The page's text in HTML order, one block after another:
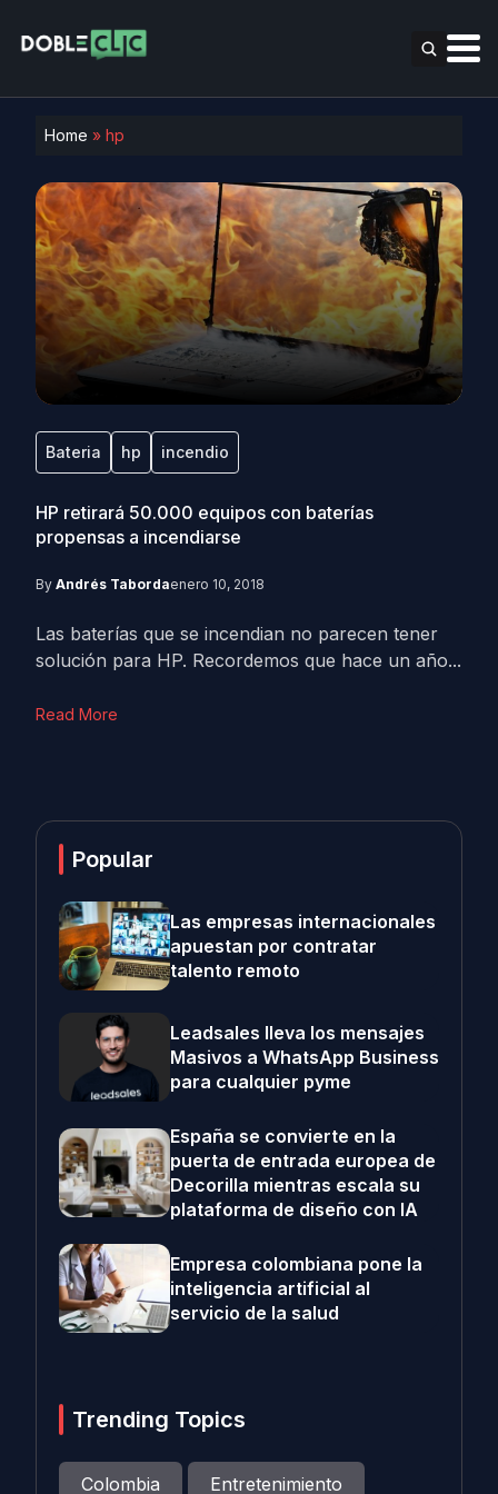
Home » hp
Bateria hp incendio
HP retirará 50.000 equipos con baterías
propensas a incendiarse
By Andrés Tabordaenero 10, 2018
Las baterías que se incendian no parecen tener
solución para HP. Recordemos que hace un año...
Read More
Popular
Las empresas internacionales
apuestan por contratar
talento remoto
Leadsales lleva los mensajes
Masivos a WhatsApp Business
para cualquier pyme
España se convierte en la
puerta de entrada europea de
Decorilla mientras escala su
plataforma de diseño con IA
Empresa colombiana pone la
inteligencia artificial al
servicio de la salud
Trending Topics
Colombia Entretenimiento